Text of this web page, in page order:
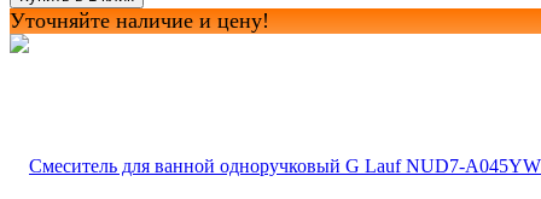
Уточняйте наличие и цену!